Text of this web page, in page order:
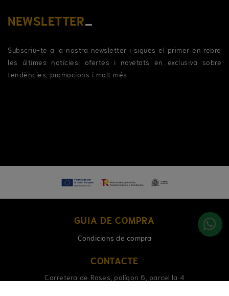
NEWSLETTER
Subscriu-te a la nostra newsletter i sigues el primer en rebre
les últimes notícies, ofertes i novetats en exclusiva sobre
tendències, promocions i molt més.
GUIA DE COMPRA
Condicions de compra
CONTACTE
Carretera de Roses, polígon 6, parcel·la 4